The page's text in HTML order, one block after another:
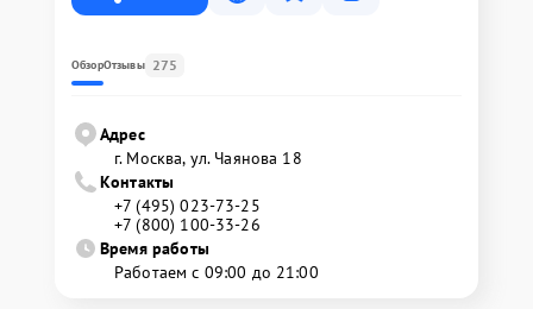
ОбзорОтзывы 275
Адрес
г. Москва, ул. Чаянова 18
Контакты
+7 (495) 023-73-25
+7 (800) 100-33-26
Время работы
Работаем с 09:00 до 21:00